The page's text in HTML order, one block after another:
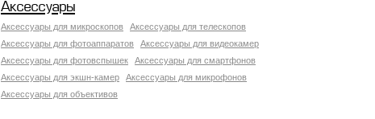
Аксессуары
Аксессуары для микроскопов
Аксессуары для телескопов
Аксессуары для фотоаппаратов
Аксессуары для видеокамер
Аксессуары для фотовспышек
Аксессуары для смартфонов
Аксессуары для экшн-камер
Аксессуары для микрофонов
Аксессуары для объективов